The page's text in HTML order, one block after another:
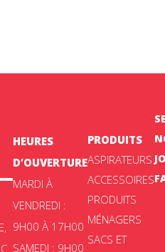
HEURES
D’OUVERTURE
MARDI À
VENDREDI :
9H00 À 17H00
SAMEDI : 9H00
PRODUITS
ASPIRATEURS
ACCESSOIRES
PRODUITS
MÉNAGERS
SACS ET